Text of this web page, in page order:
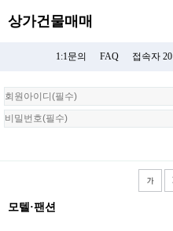
상가건물매매
1:1문의 FAQ 접속자 20
회
원
로
모텔·팬션